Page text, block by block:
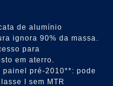
de alumínio
ignora 90% da massa.
para
em aterro.
pré-2010**: pode
I sem MTR